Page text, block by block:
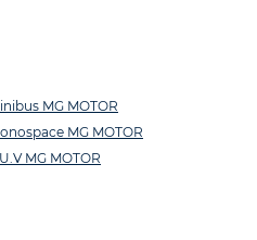
MG MOTOR
MG MOTOR
MG MOTOR